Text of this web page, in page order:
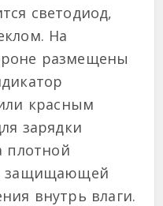
светодиод,
На
размещены
красным
зарядки
плотной
защищающей
внутрь влаги.